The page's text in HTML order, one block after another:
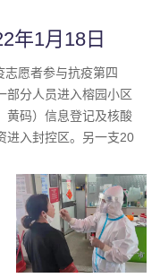
年1月18日
愿者参与抗疫第四
部分人员进入榕园小区
黄码）信息登记及核酸
进入封控区。另一支20
务。